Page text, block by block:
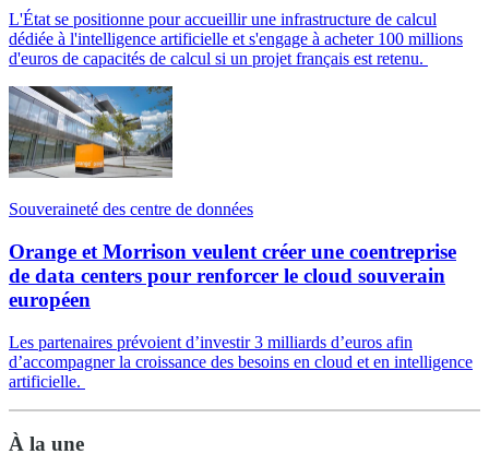
L'État se positionne pour accueillir une infrastructure de calcul
dédiée à l'intelligence artificielle et s'engage à acheter 100 millions
d'euros de capacités de calcul si un projet français est retenu.
Souveraineté des centre de données
Orange et Morrison veulent créer une coentreprise
de data centers pour renforcer le cloud souverain
européen
Les partenaires prévoient d’investir 3 milliards d’euros afin
d’accompagner la croissance des besoins en cloud et en intelligence
artificielle.
À la une